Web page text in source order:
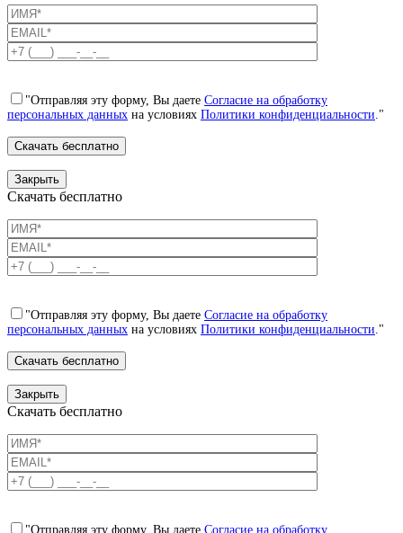
"Отправляя эту форму, Вы даете Согласие на обработку
персональных данных на условиях Политики конфиденциальности."
Закрыть
Скачать бесплатно
"Отправляя эту форму, Вы даете Согласие на обработку
персональных данных на условиях Политики конфиденциальности."
Закрыть
Скачать бесплатно
"Отправляя эту форму, Вы даете Согласие на обработку